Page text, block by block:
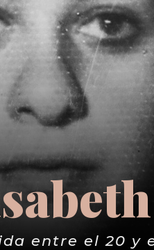
entre el 20 y